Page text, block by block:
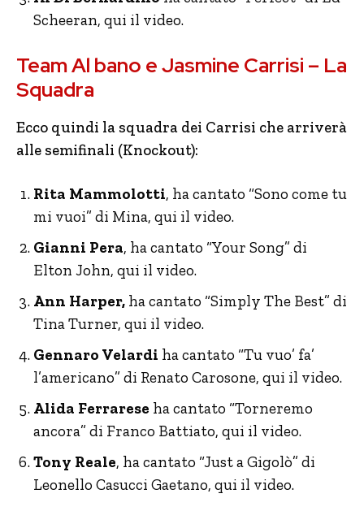
Scheeran, qui il video.
Team Al bano e Jasmine Carrisi – La
Squadra
Ecco quindi la squadra dei Carrisi che arriverà
alle semifinali (Knockout):
Rita Mammolotti, ha cantato “Sono come tu
mi vuoi” di Mina, qui il video.
Gianni Pera, ha cantato “Your Song” di
Elton John, qui il video.
Ann Harper, ha cantato “Simply The Best” di
Tina Turner, qui il video.
Gennaro Velardi ha cantato “Tu vuo’ fa’
l’americano” di Renato Carosone, qui il video.
Alida Ferrarese ha cantato “Torneremo
ancora” di Franco Battiato, qui il video.
Tony Reale, ha cantato “Just a Gigolò” di
Leonello Casucci Gaetano, qui il video.